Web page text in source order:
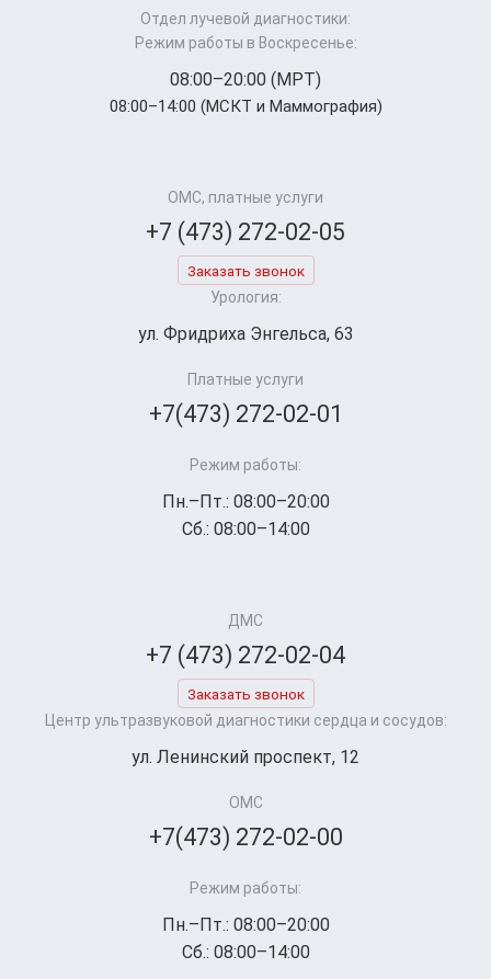
Отдел лучевой диагностики:
Режим работы в Воскресенье:
08:00–20:00 (МРТ)
08:00–14:00 (МСКТ и Маммография)
ОМС, платные услуги
+7 (473) 272-02-05
Заказать звонок
Урология:
ул. Фридриха Энгельса, 63
Платные услуги
+7(473) 272-02-01
Режим работы:
Пн.–Пт.: 08:00–20:00
Сб.: 08:00–14:00
ДМС
+7 (473) 272-02-04
Заказать звонок
Центр ультразвуковой диагностики сердца и сосудов:
ул. Ленинский проспект, 12
ОМС
+7(473) 272-02-00
Режим работы:
Пн.–Пт.: 08:00–20:00
Сб.: 08:00–14:00